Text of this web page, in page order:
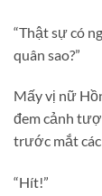
“Thật sự có
quân sao?”
Mấy vị nữ
đem cảnh
trước mắt
“Hít!”